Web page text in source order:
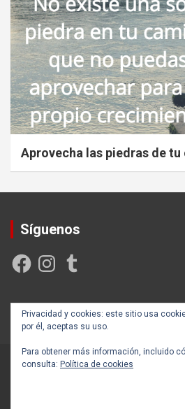
Aprovecha las piedras de tu
Síguenos
FacebookInstagramTumblr
Privacidad y cookies: este sitio usa
por él, aceptas su uso.
Para obtener más información, incluido
consulta: Política de cookies
Creada y posicionada por Rogama